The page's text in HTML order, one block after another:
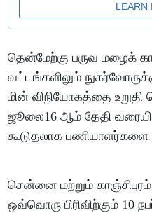
தென்மேற்கு பருவ மழைக்
வட்டங்களிலும்
மின் விநியோகத்தை
ஜூலை16 ஆம் தேதி
கூடுதலாக பணியாளர்களை
சென்னை மற்றும்
ஒவ்வொரு பிரிவிற்கும் 10